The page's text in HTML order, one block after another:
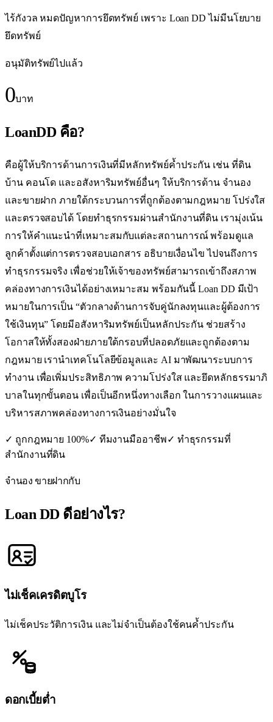
ไร้กังวล หมดปัญหาการยึดทรัพย์ เพราะ Loan DD ไม่มีนโยบาย
ยึดทรัพย์
อนุมัติทรัพย์ไปแล้ว
0บาท
LoanDD คือ?
คือผู้ให้บริการด้านการเงินที่มีหลักทรัพย์ค้ำประกัน เช่น ที่ดิน
บ้าน คอนโด และอสังหาริมทรัพย์อื่นๆ ให้บริการด้าน จำนอง
และขายฝาก ภายใต้กระบวนการที่ถูกต้องตามกฎหมาย โปร่งใส
และตรวจสอบได้ โดยทำธุรกรรมผ่านสำนักงานที่ดิน เรามุ่งเน้น
การให้คำแนะนำที่เหมาะสมกับแต่ละสถานการณ์ พร้อมดูแล
ลูกค้าตั้งแต่การตรวจสอบเอกสาร อธิบายเงื่อนไข ไปจนถึงการ
ทำธุรกรรมจริง เพื่อช่วยให้เจ้าของทรัพย์สามารถเข้าถึงสภาพ
คล่องทางการเงินได้อย่างเหมาะสม พร้อมกันนี้ Loan DD มีเป้า
หมายในการเป็น “ตัวกลางด้านการจับคู่นักลงทุนและผู้ต้องการ
ใช้เงินทุน” โดยมีอสังหาริมทรัพย์เป็นหลักประกัน ช่วยสร้าง
โอกาสให้ทั้งสองฝ่ายภายใต้กรอบที่ปลอดภัยและถูกต้องตาม
กฎหมาย เรานำเทคโนโลยีข้อมูลและ AI มาพัฒนาระบบการ
ทำงาน เพื่อเพิ่มประสิทธิภาพ ความโปร่งใส และยึดหลักธรรมาภิ
บาลในทุกขั้นตอน เพื่อเป็นอีกหนึ่งทางเลือก ในการวางแผนและ
บริหารสภาพคล่องทางการเงินอย่างมั่นใจ
✓ ถูกกฎหมาย 100%✓ ทีมงานมืออาชีพ✓ ทำธุรกรรมที่
สำนักงานที่ดิน
จำนอง ขายฝากกับ
Loan DDดีอย่างไร?
ไม่เช็คเครดิตบูโร
ไม่เช็คประวัติการเงิน และไม่จำเป็นต้องใช้คนค้ำประกัน
ดอกเบี้ยต่ำ